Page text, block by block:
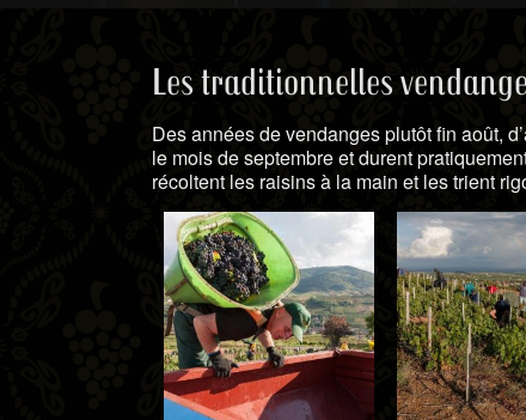
Les traditionnelles
Des années de vendanges plutôt fin août,
le mois de septembre et durent
récoltent les raisins à la main et les trient